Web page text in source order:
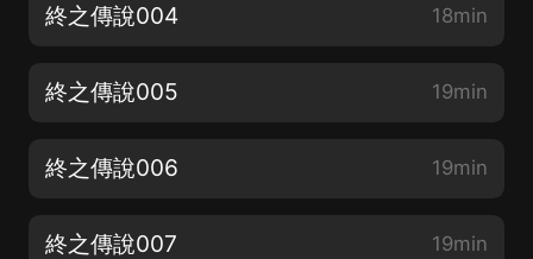
終之傳說004 18min
終之傳說005 19min
終之傳說006 19min
終之傳說007 19min